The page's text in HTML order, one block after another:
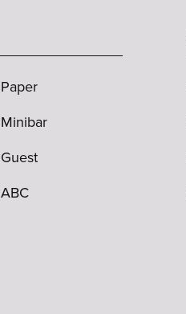
Paper
Minibar
Guest
ABC